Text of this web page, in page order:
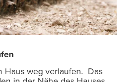
Haus weg verlaufen. Das